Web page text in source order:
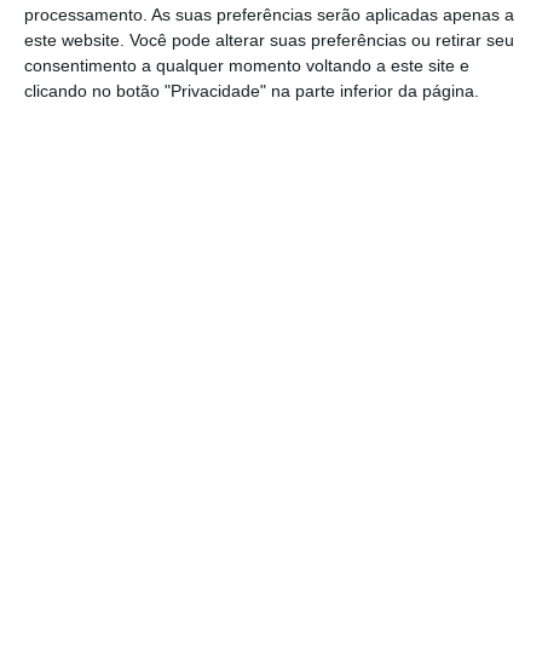
processamento. As suas preferências serão aplicadas apenas a
este website. Você pode alterar suas preferências ou retirar seu
consentimento a qualquer momento voltando a este site e
clicando no botão "Privacidade" na parte inferior da página.
Na Junta de Freguesia de Fazendas de
Almeirim, concelho de Almeirim, o vencedor
foi o PS.